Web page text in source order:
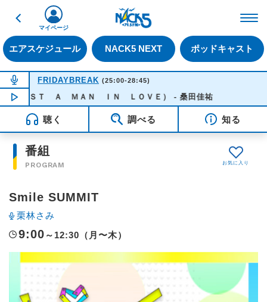
戻る
エアスケジュール NACK5 NEXT ポッドキャスト
マイページ
NOW ON AIR
FRIDAYBREAK (25:00-28:45)
NOW PLAYING03:40
ＪＵＳＴ Ａ ＭＡＮ ＩＮ ＬＯＶＥ） - 桑田佳祐
聴く 調べる 知る
番組
PROGRAM
Smile SUMMIT
栗林さみ
9:00 ～12:30（月〜木）